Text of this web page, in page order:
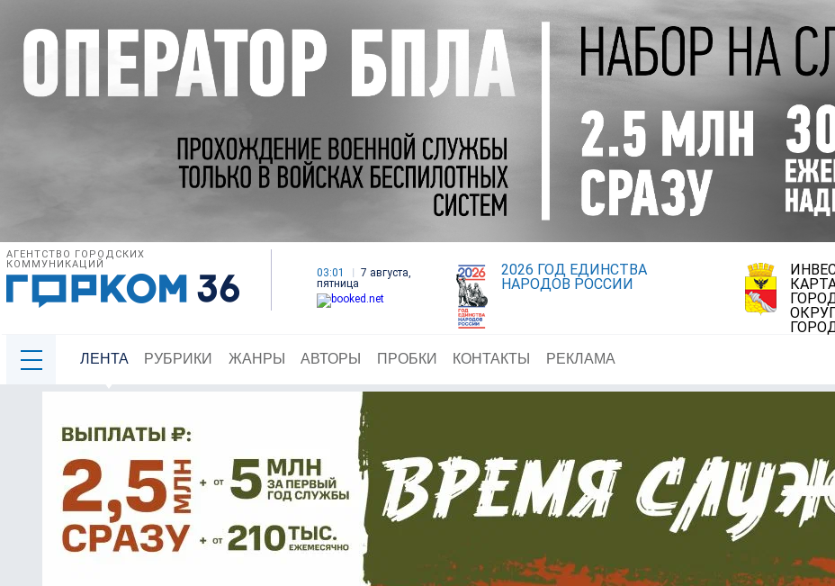
АГЕНТСТВО ГОРОДСКИХ
КОММУНИКАЦИЙ
03:01
7 августа,
пятница
2026 ГОД ЕДИНСТВА
НАРОДОВ РОССИИ
ЛЕНТА РУБРИКИ ЖАНРЫ АВТОРЫ ПРОБКИ КОНТАКТЫ РЕКЛАМА